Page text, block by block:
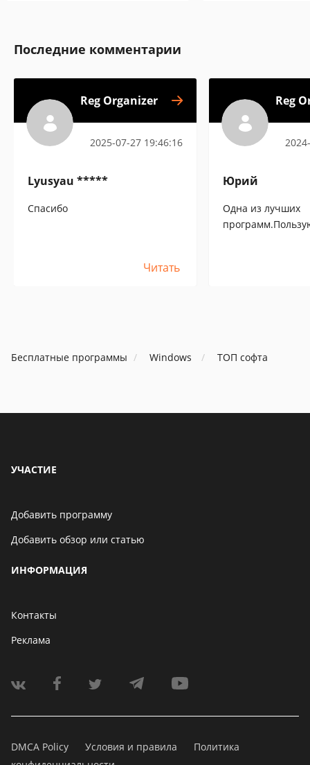
Последние комментарии
Reg Organizer
2025-07-27 19:46:16
Lyusyau *****
Спасибо
Читать
Reg
Юрий
Одна из лучших
Бесплатные программы Windows ТОП софта
УЧАСТИЕ
Добавить программу
Добавить обзор или статью
ИНФОРМАЦИЯ
Контакты
Реклама
DMCA Policy Условия и правила
Политика